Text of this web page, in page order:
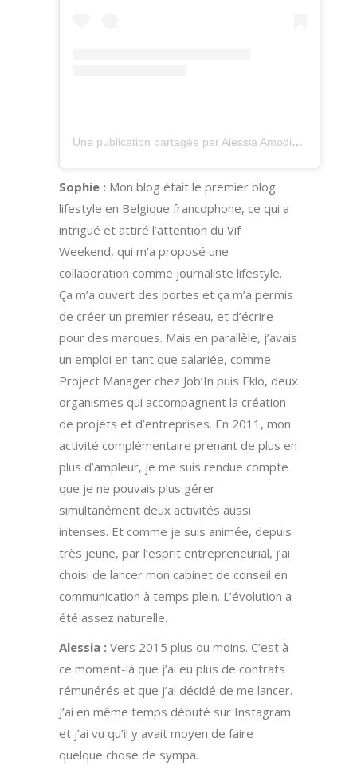
Une publication partagée par Alessia Amodio (@alessiadrinklipstick)
Sophie : Mon blog était le premier blog
lifestyle en Belgique francophone, ce qui a
intrigué et attiré l’attention du Vif
Weekend, qui m’a proposé une
collaboration comme journaliste lifestyle.
Ça m’a ouvert des portes et ça m’a permis
de créer un premier réseau, et d’écrire
pour des marques. Mais en parallèle, j’avais
un emploi en tant que salariée, comme
Project Manager chez Job’In puis Eklo, deux
organismes qui accompagnent la création
de projets et d’entreprises. En 2011, mon
activité complémentaire prenant de plus en
plus d’ampleur, je me suis rendue compte
que je ne pouvais plus gérer
simultanément deux activités aussi
intenses. Et comme je suis animée, depuis
très jeune, par l’esprit entrepreneurial, j’ai
choisi de lancer mon cabinet de conseil en
communication à temps plein. L’évolution a
été assez naturelle.
Alessia : Vers 2015 plus ou moins. C’est à
ce moment-là que j’ai eu plus de contrats
rémunérés et que j’ai décidé de me lancer.
J’ai en même temps débuté sur Instagram
et j’ai vu qu’il y avait moyen de faire
quelque chose de sympa.